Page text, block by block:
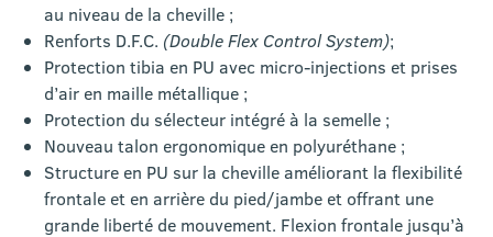
au niveau de la cheville ;
Renforts D.F.C. (Double Flex Control System);
Protection tibia en PU avec micro-injections et prises
d’air en maille métallique ;
Protection du sélecteur intégré à la semelle ;
Nouveau talon ergonomique en polyuréthane ;
Structure en PU sur la cheville améliorant la flexibilité
frontale et en arrière du pied/jambe et offrant une
grande liberté de mouvement. Flexion frontale jusqu’à